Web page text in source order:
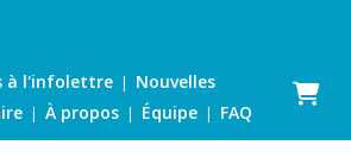
à l'infolettre| Nouvelles
|À propos | Équipe | FAQ
Panier